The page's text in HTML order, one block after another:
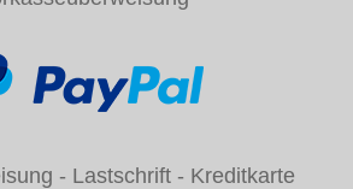
- Lastschrift - Kreditkarte